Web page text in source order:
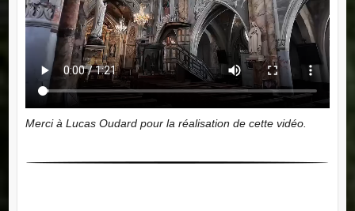
Merci à Lucas Oudard pour la réalisation de cette vidéo.